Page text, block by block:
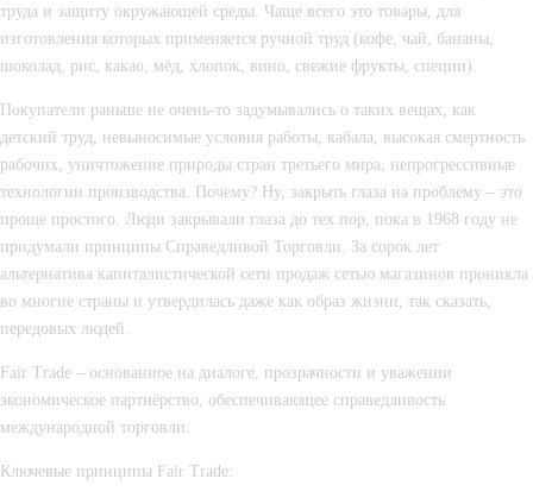
труда и защиту окружающей среды. Чаще всего это товары, для
изготовления которых применяется ручной труд (кофе, чай, бананы,
шоколад, рис, какао, мёд, хлопок, вино, свежие фрукты, специи).
Покупатели раньше не очень-то задумывались о таких вещах, как
детский труд, невыносимые условия работы, кабала, высокая смертность
рабочих, уничтожение природы стран третьего мира, непрогрессивные
технологии производства. Почему? Ну, закрыть глаза на проблему – это
проще простого. Люди закрывали глаза до тех пор, пока в 1968 году не
придумали принципы Справедливой Торговли. За сорок лет
альтернатива капиталистической сети продаж сетью магазинов проникла
во многие страны и утвердилась даже как образ жизни, так сказать,
передовых людей.
Fair Trade – основанное на диалоге, прозрачности и уважении
экономическое партнёрство, обеспечивающее справедливость
международной торговли.
Ключевые принципы Fair Trade: